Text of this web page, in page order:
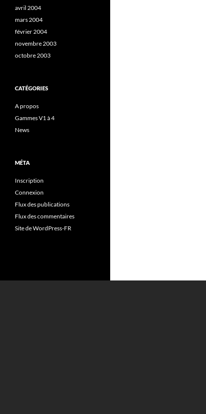
avril 2004
mars 2004
février 2004
novembre 2003
octobre 2003
CATÉGORIES
A propos
Gammes V1 à 4
News
MÉTA
Inscription
Connexion
Flux des publications
Flux des commentaires
Site de WordPress-FR